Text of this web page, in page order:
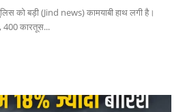
को बड़ी (Jind news) कामयाबी हाथ लगी है।
400 कारतूस...